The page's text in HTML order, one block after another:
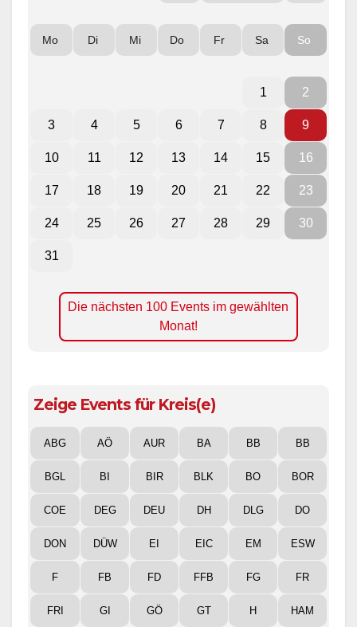
Mo Di Mi Do Fr Sa So
1 2
3 4 5 6 7 8 9
10 11 12 13 14 15 16
17 18 19 20 21 22 23
24 25 26 27 28 29 30
31
Die nächsten 100 Events im gewählten
Monat!
Zeige Events für Kreis(e)
ABG AÖ AUR BA BB BB
BGL BI BIR BLK BO BOR
COE DEG DEU DH DLG DO
DON DÜW EI EIC EM ESW
F FB FD FFB FG FR
FRI GI GÖ GT H HAM